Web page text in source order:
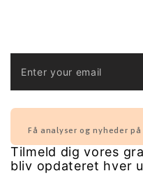
Få analyser og nyheder
Tilmeld dig vores
bliv opdateret hver